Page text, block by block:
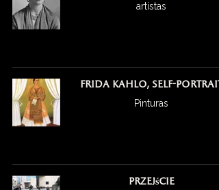
artistas
Frida Kahlo, Self-Portrait
Pinturas
Przejście